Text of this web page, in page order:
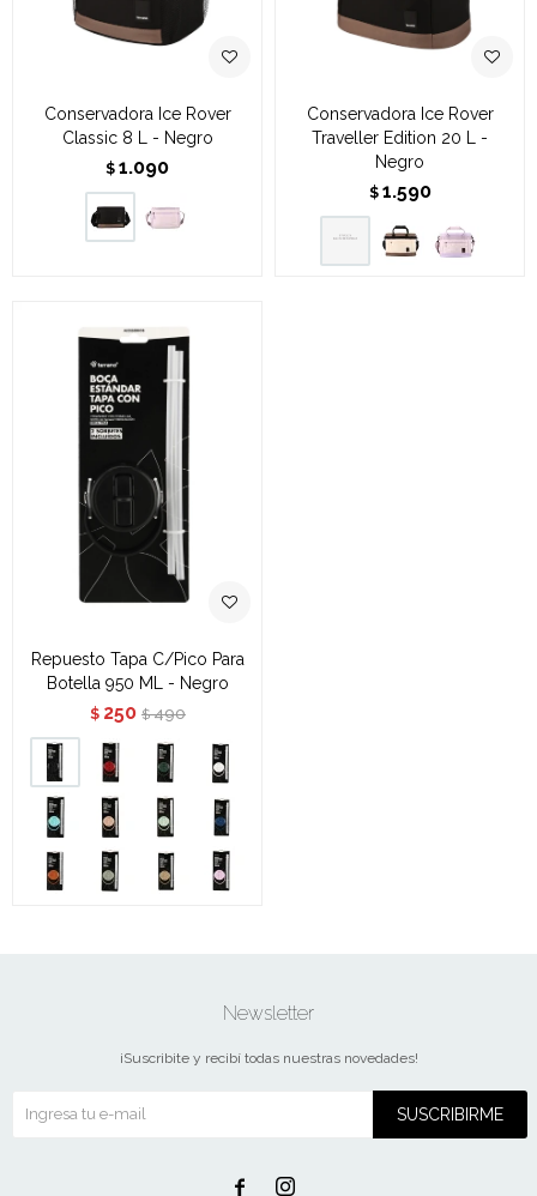
Conservadora Ice Rover
Classic 8 L - Negro
$ 1.090
Conservadora Ice Rover
Traveller Edition 20 L -
Negro
$ 1.590
Repuesto Tapa C/Pico Para
Botella 950 ML - Negro
$ 250 $ 490
Newsletter
¡Suscribite y recibí todas nuestras novedades!
SUSCRIBIRME
 